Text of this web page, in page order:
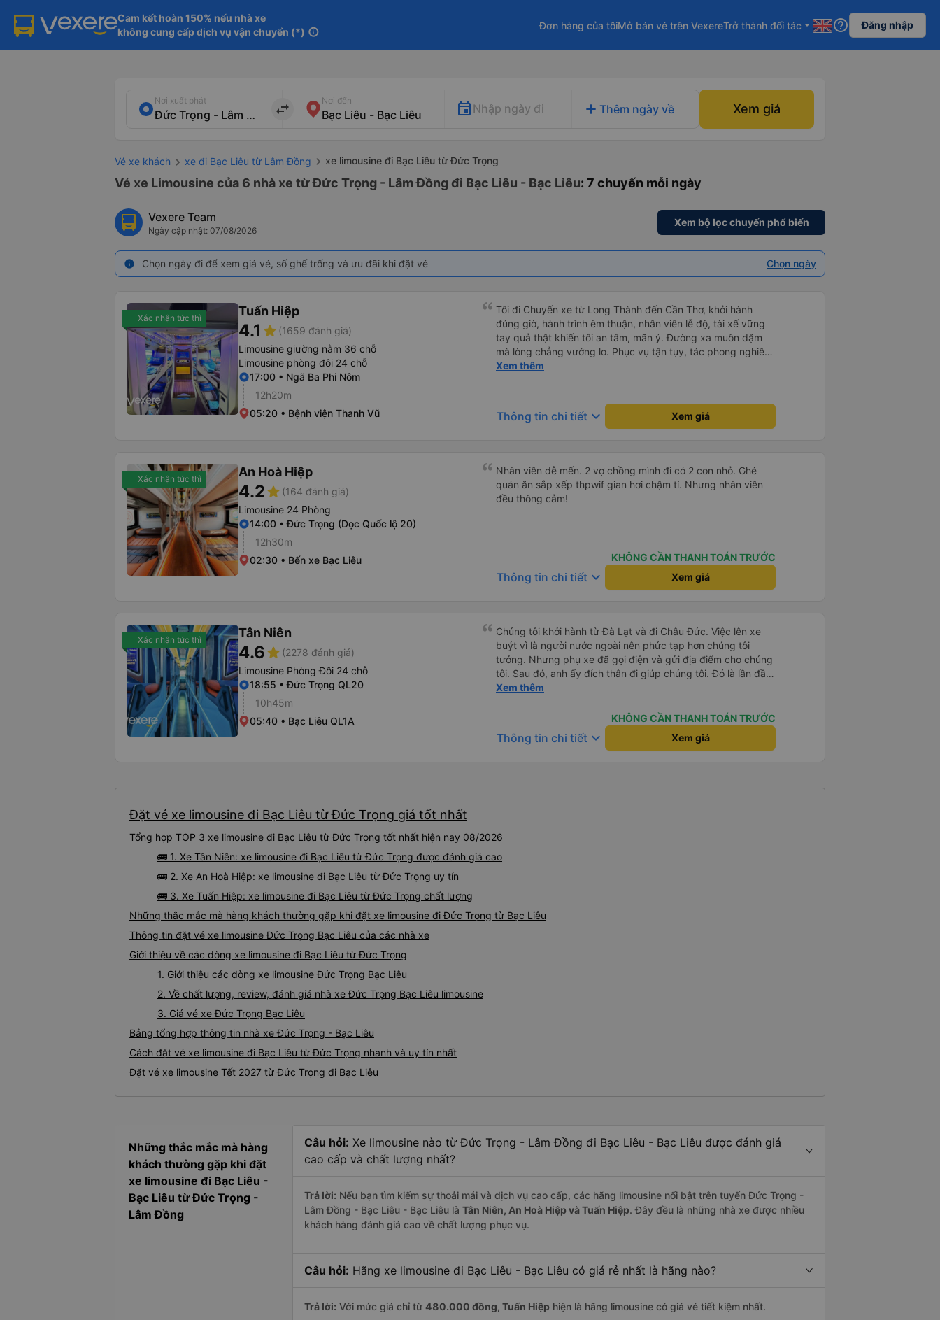
Cam kết hoàn 150% nếu nhà xe
không cung cấp dịch vụ vận chuyển (*) info
Đơn hàng của tôiMở bán vé trên VexereTrở thành đối tác arrow_drop_down help_outline Đăng nhập
Nơi xuất phát
import_export
Nơi đến
Nhập ngày đi add Thêm ngày về Xem giá
Vé xe khách xe đi Bạc Liêu từ Lâm Đồng xe limousine đi Bạc Liêu từ Đức Trọng
Vé xe Limousine của 6 nhà xe từ Đức Trọng - Lâm Đồng đi Bạc Liêu - Bạc Liêu: 7 chuyến mỗi ngày
Vexere Team
Ngày cập nhật: 07/08/2026
Xem bộ lọc chuyến phổ biến
info Chọn ngày đi để xem giá vé, số ghế trống và ưu đãi khi đặt vé Chọn ngày
Xác nhận tức thì Tuấn Hiệp
4.1 star (1659 đánh giá)
Limousine giường nằm 36 chỗ
Limousine phòng đôi 24 chỗ
17:00 • Ngã Ba Phi Nôm
12h20m
05:20 • Bệnh viện Thanh Vũ
Tôi đi Chuyến xe từ Long Thành đến Cần Thơ, khởi hành
đúng giờ, hành trình êm thuận, nhân viên lễ độ, tài xế vững
tay quả thật khiến tôi an tâm, mãn ý. Đường xa muôn dặm
mà lòng chẳng vướng lo. Phục vụ tận tụy, tác phong nghiêm
cẩn, hiếm thấy giữa thời buổi kim tiền vội vã. Xã hội loạn đạo.
Xem thêm
Thông tin chi tiết keyboard_arrow_down Xem giá
Xác nhận tức thì An Hoà Hiệp
4.2star (164 đánh giá)
Limousine 24 Phòng
14:00 • Đức Trọng (Dọc Quốc lộ 20)
12h30m
02:30 • Bến xe Bạc Liêu
Nhân viên dễ mến. 2 vợ chồng mình đi có 2 con nhỏ. Ghé
quán ăn sắp xếp thpwif gian hơi chậm tí. Nhưng nhân viên
đều thông cảm!
KHÔNG CẦN THANH TOÁN TRƯỚC
Thông tin chi tiết keyboard_arrow_down Xem giá
Xác nhận tức thì Tân Niên
4.6star (2278 đánh giá)
Limousine Phòng Đôi 24 chỗ
18:55 • Đức Trọng QL20
10h45m
05:40 • Bạc Liêu QL1A
Chúng tôi khởi hành từ Đà Lạt và đi Châu Đức. Việc lên xe
buýt vì là người nước ngoài nên phức tạp hơn chúng tôi
tưởng. Nhưng phụ xe đã gọi điện và gửi địa điểm cho chúng
tôi. Sau đó, anh ấy đích thân đi giúp chúng tôi. Đó là lần đầu
tiên đi xe giường nằm với hai đứa trẻ nhỏ khá thú vị. Chúng
uống. Tôi rất ngạc nhiên khi xe dừng lại lúc nửa đêm ở Cần
Thơ và mọi người xuống xe ăn. Khi đến điểm dừng, họ đánh
thức chúng tôi dậy và đảm bảo chúng tôi đã sẵn sàng. Nhìn
Xem thêm
KHÔNG CẦN THANH TOÁN TRƯỚC
Thông tin chi tiết keyboard_arrow_down Xem giá
Đặt vé xe limousine đi Bạc Liêu từ Đức Trọng giá tốt nhất
Tổng hợp TOP 3 xe limousine đi Bạc Liêu từ Đức Trọng tốt nhất hiện nay 08/2026
🚌 1. Xe Tân Niên: xe limousine đi Bạc Liêu từ Đức Trọng được đánh giá cao
🚌 2. Xe An Hoà Hiệp: xe limousine đi Bạc Liêu từ Đức Trọng uy tín
🚌 3. Xe Tuấn Hiệp: xe limousine đi Bạc Liêu từ Đức Trọng chất lượng
Những thắc mắc mà hàng khách thường gặp khi đặt xe limousine đi Đức Trọng từ Bạc Liêu
Thông tin đặt vé xe limousine Đức Trọng Bạc Liêu của các nhà xe
Giới thiệu về các dòng xe limousine đi Bạc Liêu từ Đức Trọng
1. Giới thiệu các dòng xe limousine Đức Trọng Bạc Liêu
2. Về chất lượng, review, đánh giá nhà xe Đức Trọng Bạc Liêu limousine
3. Giá vé xe Đức Trọng Bạc Liêu
Bảng tổng hợp thông tin nhà xe Đức Trọng - Bạc Liêu
Cách đặt vé xe limousine đi Bạc Liêu từ Đức Trọng nhanh và uy tín nhất
Đặt vé xe limousine Tết 2027 từ Đức Trọng đi Bạc Liêu
Những thắc mắc mà hàng
khách thường gặp khi đặt
xe limousine đi Bạc Liêu -
Bạc Liêu từ Đức Trọng -
Lâm Đồng
Câu hỏi: Xe limousine nào từ Đức Trọng - Lâm Đồng đi Bạc Liêu - Bạc Liêu được đánh giá
cao cấp và chất lượng nhất?
Trả lời: Nếu bạn tìm kiếm sự thoải mái và dịch vụ cao cấp, các hãng limousine nổi bật trên tuyến Đức Trọng -
Lâm Đồng - Bạc Liêu - Bạc Liêu là Tân Niên, An Hoà Hiệp và Tuấn Hiệp. Đây đều là những nhà xe được nhiều
khách hàng đánh giá cao về chất lượng phục vụ.
Câu hỏi: Hãng xe limousine đi Bạc Liêu - Bạc Liêu có giá rẻ nhất là hãng nào?
Trả lời: Với mức giá chỉ từ480.000 đồng, Tuấn Hiệp hiện là hãng limousine có giá vé tiết kiệm nhất.